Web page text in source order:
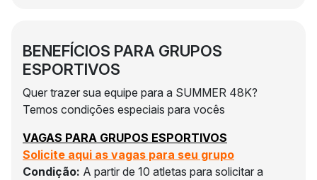
BENEFÍCIOS PARA GRUPOS
ESPORTIVOS
Quer trazer sua equipe para a SUMMER 48K?
Temos condições especiais para vocês
VAGAS PARA GRUPOS ESPORTIVOS
Solicite aqui as vagas para seu grupo
Condição: A partir de 10 atletas para solicitar a